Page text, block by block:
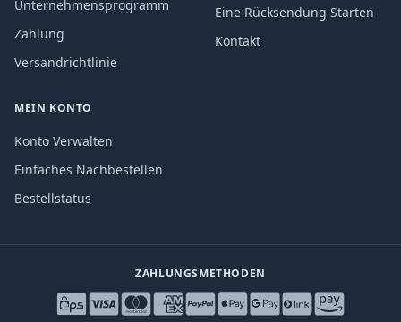
Unternehmensprogramm
Zahlung
Versandrichtlinie
Eine Rücksendung Starten
Kontakt
MEIN KONTO
Konto Verwalten
Einfaches Nachbestellen
Bestellstatus
ZAHLUNGSMETHODEN